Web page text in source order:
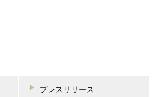
プレスリリース